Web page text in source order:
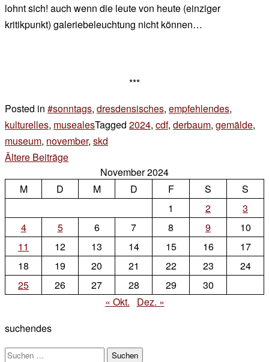
lohnt sich! auch wenn die leute von heute (einziger
kritikpunkt) galeriebeleuchtung nicht können…
***
Posted in #sonntags, dresdensisches, empfehlendes,
kulturelles, musealesTagged 2024, cdf, derbaum, gemälde,
museum, november, skd
sonntags
Beitragsnavigation
Ältere Beiträge
November 2024
M
D M D F S
S
1
2
3
4
5 6 7 8 9
10
11
12 13 14 15 16
17
18
19 20 21 22 23
24
25
26 27 28 29
30
« Okt.
Dez. »
suchendes
Suchen